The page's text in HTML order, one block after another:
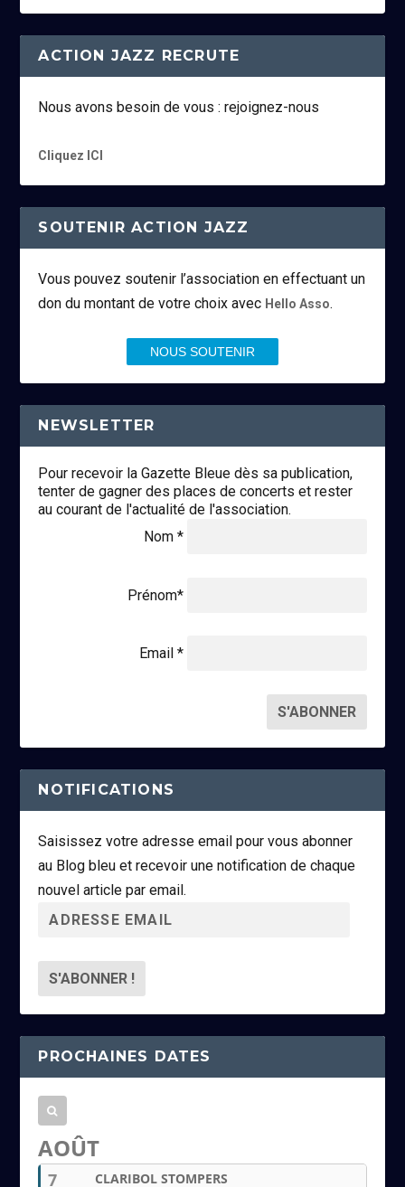
ACTION JAZZ RECRUTE
Nous avons besoin de vous : rejoignez-nous
Cliquez ICI
SOUTENIR ACTION JAZZ
Vous pouvez soutenir l’association en effectuant un
don du montant de votre choix avec Hello Asso.
NOUS SOUTENIR
NEWSLETTER
Pour recevoir la Gazette Bleue dès sa publication,
tenter de gagner des places de concerts et rester
au courant de l'actualité de l'association.
Nom *
Prénom*
Email *
NOTIFICATIONS
Saisissez votre adresse email pour vous abonner
au Blog bleu et recevoir une notification de chaque
nouvel article par email.
r
s
s
e
m
i
PROCHAINES DATES
AOÛT
7 CLARIBOL STOMPERS